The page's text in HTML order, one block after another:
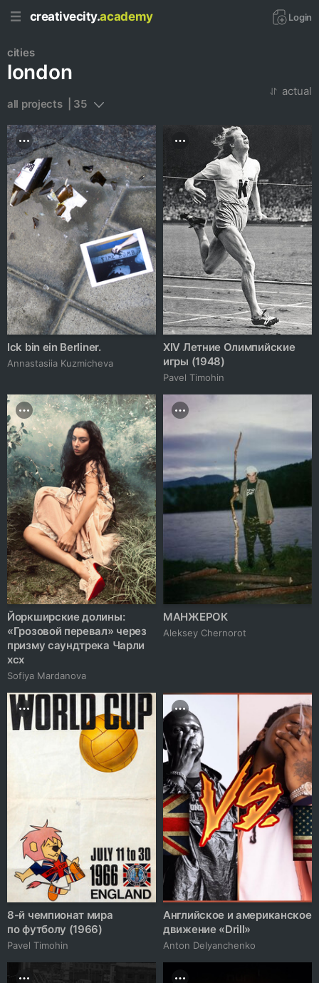
creativecity.academy Login
cities
london
all projects  | 35
actual
Ick bin ein Berliner.
Annastasiia Kuzmicheva
XIV Летние Олимпийские
игры (1948)
Pavel Timohin
Йоркширские долины:
«Грозовой перевал» через
призму саундтрека Чарли
xcx
Sofiya Mardanova
МАНЖЕРОК
Aleksey Chernorot
8-й чемпионат мира
по футболу (1966)
Pavel Timohin
Английское и американское
движение «Drill»
Anton Delyanchenko